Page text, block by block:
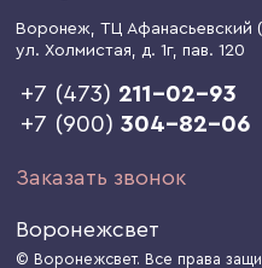
Воронеж, ТЦ Афанасьевский
ул. Холмистая, д. 1г, пав. 120
+7 (473) 211-02-93
+7 (900)304-82-06
Заказать звонок
Воронежсвет
© Воронежсвет. Все права